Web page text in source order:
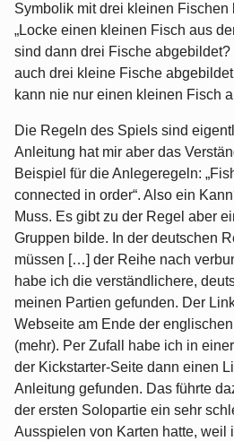
Symbolik mit drei kleinen Fischen
„Locke einen kleinen Fisch aus
sind dann drei Fische
auch drei kleine Fische
kann nie nur einen kleinen Fisch
Die Regeln des Spiels sind
Anleitung hat mir aber das
Beispiel für die Anlegeregeln:
connected in order“. Also ein
Muss. Es gibt zu der Regel aber
Gruppen bilde. In der deutschen
müssen […] der Reihe nach
habe ich die verständlichere,
meinen Partien gefunden. Der
Webseite am Ende der
(mehr). Per Zufall habe ich in
der Kickstarter-Seite dann einen
Anleitung gefunden. Das führte
der ersten Solopartie ein sehr
Ausspielen von Karten hatte, weil